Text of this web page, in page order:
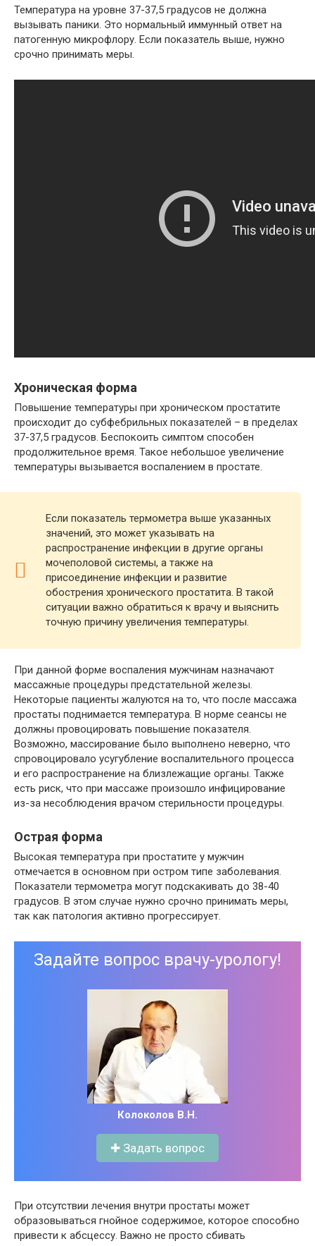
Температура на уровне 37-37,5 градусов не должна
вызывать паники. Это нормальный иммунный ответ на
патогенную микрофлору. Если показатель выше, нужно
срочно принимать меры.
Хроническая форма
Повышение температуры при хроническом простатите
происходит до субфебрильных показателей – в пределах
37-37,5 градусов. Беспокоить симптом способен
продолжительное время. Такое небольшое увеличение
температуры вызывается воспалением в простате.
Если показатель термометра выше указанных
значений, это может указывать на
распространение инфекции в другие органы
мочеполовой системы, а также на
присоединение инфекции и развитие
обострения хронического простатита. В такой
ситуации важно обратиться к врачу и выяснить
точную причину увеличения температуры.
При данной форме воспаления мужчинам назначают
массажные процедуры предстательной железы.
Некоторые пациенты жалуются на то, что после массажа
простаты поднимается температура. В норме сеансы не
должны провоцировать повышение показателя.
Возможно, массирование было выполнено неверно, что
спровоцировало усугубление воспалительного процесса
и его распространение на близлежащие органы. Также
есть риск, что при массаже произошло инфицирование
из-за несоблюдения врачом стерильности процедуры.
Острая форма
Высокая температура при простатите у мужчин
отмечается в основном при остром типе заболевания.
Показатели термометра могут подскакивать до 38-40
градусов. В этом случае нужно срочно принимать меры,
так как патология активно прогрессирует.
Задайте вопрос врачу-урологу!
Колоколов В.Н.
✚ Задать вопрос
При отсутствии лечения внутри простаты может
образовываться гнойное содержимое, которое способно
привести к абсцессу. Важно не просто сбивать